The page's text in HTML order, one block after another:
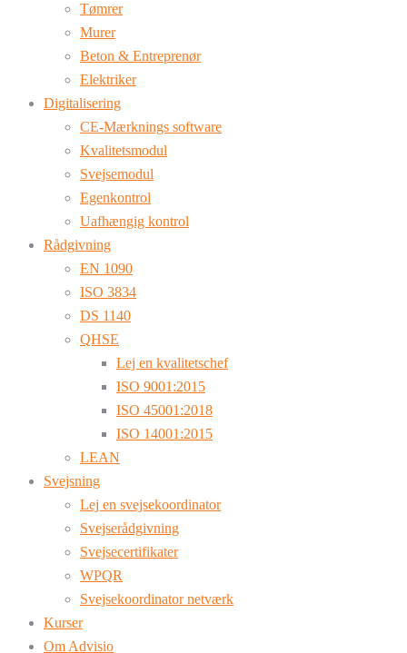
Tømrer
Murer
Beton & Entreprenør
Elektriker
Digitalisering
CE-Mærknings software
Kvalitetsmodul
Svejsemodul
Egenkontrol
Uafhængig kontrol
Rådgivning
EN 1090
ISO 3834
DS 1140
QHSE
Lej en kvalitetschef
ISO 9001:2015
ISO 45001:2018
ISO 14001:2015
LEAN
Svejsning
Lej en svejsekoordinator
Svejserådgivning
Svejsecertifikater
WPQR
Svejsekoordinator netværk
Kurser
Om Advisio